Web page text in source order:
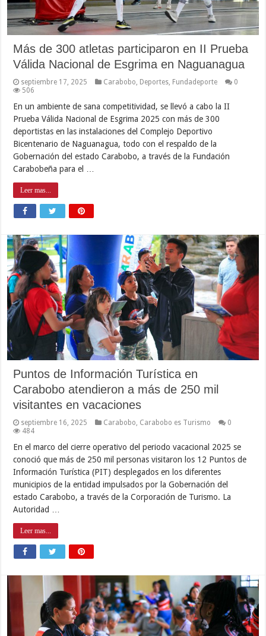
Más de 300 atletas participaron en II Prueba
Válida Nacional de Esgrima en Naguanagua
septiembre 17, 2025 Carabobo Deportes Fundadeporte
0
506
En un ambiente de sana competitividad, se llevó a cabo la II
Prueba Válida Nacional de Esgrima 2025 con más de 300
deportistas en las instalaciones del Complejo Deportivo
Bicentenario de Naguanagua, todo con el respaldo de la
Gobernación del estado Carabobo, a través de la Fundación
Carabobeña para el …
Leer mas...
Puntos de Información Turística en
Carabobo atendieron a más de 250 mil
visitantes en vacaciones
septiembre 16, 2025 Carabobo, Carabobo es Turismo
0
484
En el marco del cierre operativo del periodo vacacional 2025 se
conoció que más de 250 mil personas visitaron los 12 Puntos de
Información Turística (PIT) desplegados en los diferentes
municipios de la entidad impulsados por la Gobernación del
estado Carabobo, a través de la Corporación de Turismo. La
Autoridad …
Leer mas...